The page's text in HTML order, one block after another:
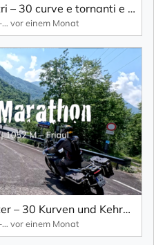
Passo Rest | 1052 metri – 30 curve e tornanti e una strada stretta caratterizzano questo passo alpino.
Alpenpaesse-Videos | Alpen-Marathon vor einem Monat
Passo Rest | 1052 Meter – 30 Kurven und Kehren und eine schmale Straße zeichnen diesen Alpenpass aus.
Alpenpaesse-Videos | Alpen-Marathon vor einem Monat
des Newsletters ein,
Link im Newsletter